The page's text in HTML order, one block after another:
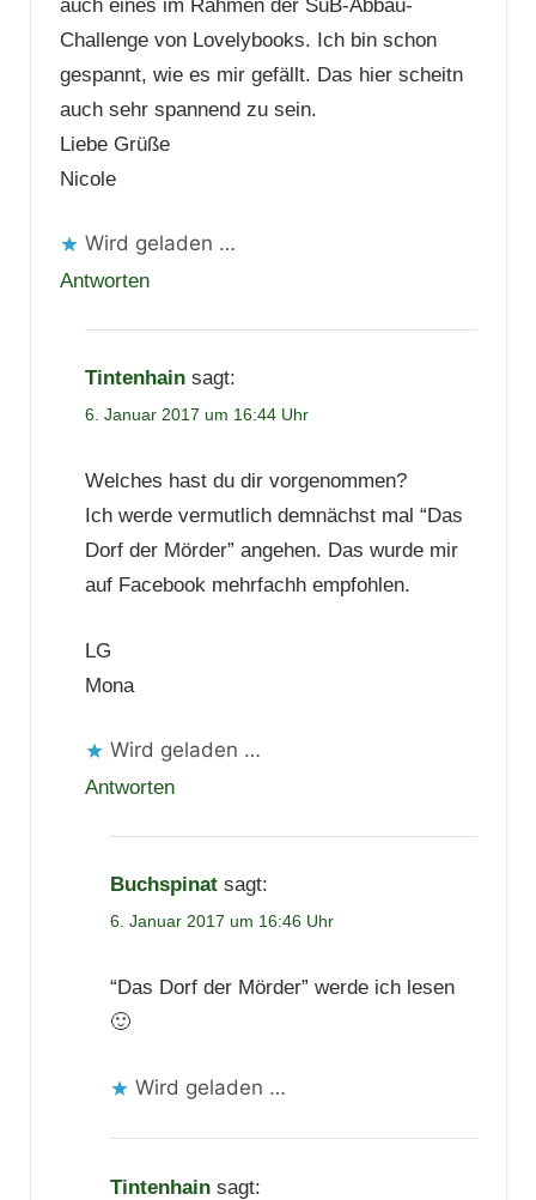
auch eines im Rahmen der SuB-Abbau-
Challenge von Lovelybooks. Ich bin schon
gespannt, wie es mir gefällt. Das hier scheitn
auch sehr spannend zu sein.
Liebe Grüße
Nicole
Wird geladen …
Antworten
Tintenhain sagt:
6. Januar 2017 um 16:44 Uhr
Welches hast du dir vorgenommen?
Ich werde vermutlich demnächst mal “Das
Dorf der Mörder” angehen. Das wurde mir
auf Facebook mehrfachh empfohlen.
LG
Mona
Wird geladen …
Antworten
Buchspinat sagt:
6. Januar 2017 um 16:46 Uhr
“Das Dorf der Mörder” werde ich lesen
🙂
Wird geladen …
Tintenhain sagt: